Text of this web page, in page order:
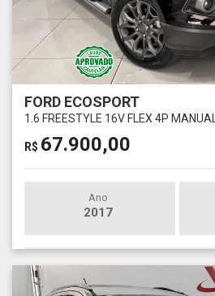
FORD ECOSPORT
1.6 FREESTYLE 16V FLEX 4P MANUAL
R$ 67.900,00
Ano
2017